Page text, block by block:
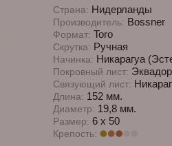
Страна: Нидерланды
Производитель: Bossner
Формат: Toro
Скрутка: Ручная
Начинка: Никарагуа
Покровный лист: Эквадор
Связующий лист:
Длина: 152 мм.
Диаметр: 19,8 мм.
Размер: 6 х 50
Крепость: